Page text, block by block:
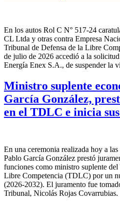
En los autos Rol C N° 517-24
CL Ltda y otras contra Empresa
Tribunal de Defensa de la Libre
de julio de 2026 accedió a la
Energía Enex S.A., de suspender la
Ministro suplente
García González,
en el TDLC e inicia
En una ceremonia realizada hoy a
Pablo García González prestó
funciones como ministro suplente
Libre Competencia (TDLC) por un
(2026-2032). El juramento fue
Tribunal, Nicolás Rojas